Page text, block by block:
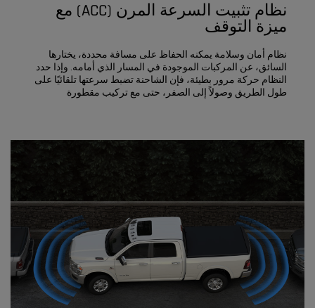
نظام تثبيت السرعة المرن (ACC) مع
ميزة التوقف
نظام أمان وسلامة يمكنه الحفاظ على مسافة محددة، يختارها
السائق، عن المركبات الموجودة في المسار الذي أمامه. وإذا حدد
النظام حركة مرور بطيئة، فإن الشاحنة تضبط سرعتها تلقائيًا على
طول الطريق وصولاً إلى الصفر، حتى مع تركيب مقطورة